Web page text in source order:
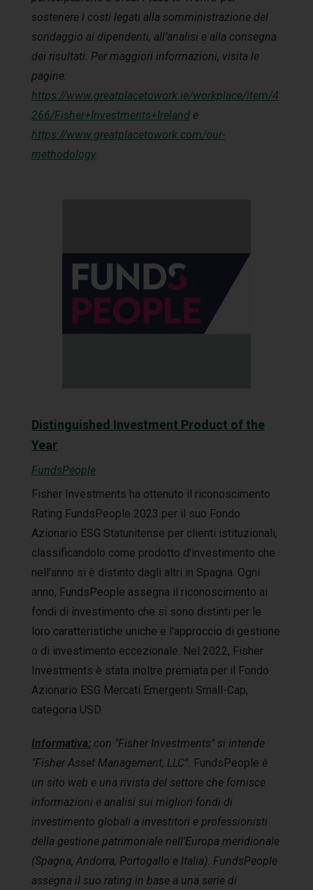
sostenere i costi legati alla somministrazione del
sondaggio ai dipendenti, all’analisi e alla consegna
dei risultati. Per maggiori informazioni, visita le
pagine:
https://www.greatplacetowork.ie/workplace/item/4
266/Fisher+Investments+Ireland e
https://www.greatplacetowork.com/our-
methodology.
Distinguished Investment Product of the
Year
FundsPeople
Fisher Investments ha ottenuto il riconoscimento
Rating FundsPeople 2023 per il suo Fondo
Azionario ESG Statunitense per clienti istituzionali,
classificandolo come prodotto d'investimento che
nell'anno si è distinto dagli altri in Spagna. Ogni
anno, FundsPeople assegna il riconoscimento ai
fondi di investimento che si sono distinti per le
loro caratteristiche uniche e l'approccio di gestione
o di investimento eccezionale. Nel 2022, Fisher
Investments è stata inoltre premiata per il Fondo
Azionario ESG Mercati Emergenti Small-Cap,
categoria USD.
Informativa: con "Fisher Investments" si intende
"Fisher Asset Management, LLC". FundsPeople è
un sito web e una rivista del settore che fornisce
informazioni e analisi sui migliori fondi di
investimento globali a investitori e professionisti
della gestione patrimoniale nell'Europa meridionale
(Spagna, Andorra, Portogallo e Italia). FundsPeople
assegna il suo rating in base a una serie di